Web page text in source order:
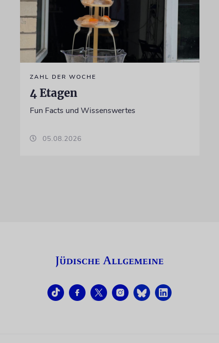
ZAHL DER WOCHE
4 Etagen
Fun Facts und Wissenswertes
05.08.2026